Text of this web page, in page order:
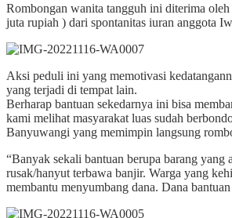
Rombongan wanita tangguh ini diterima
juta rupiah ) dari spontanitas iuran anggota
Aksi peduli ini yang memotivasi
yang terjadi di tempat lain.
Berharap bantuan sekedarnya ini bisa
kami melihat masyarakat luas sudah
Banyuwangi yang memimpin langsung
“Banyak sekali bantuan berupa barang
rusak/hanyut terbawa banjir. Warga yang
membantu menyumbang dana. Dana